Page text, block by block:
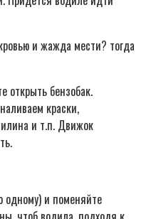
и жажда мести? тогда
открыть бензобак.
краски,
и т.п. Движок
одному) и поменяйте